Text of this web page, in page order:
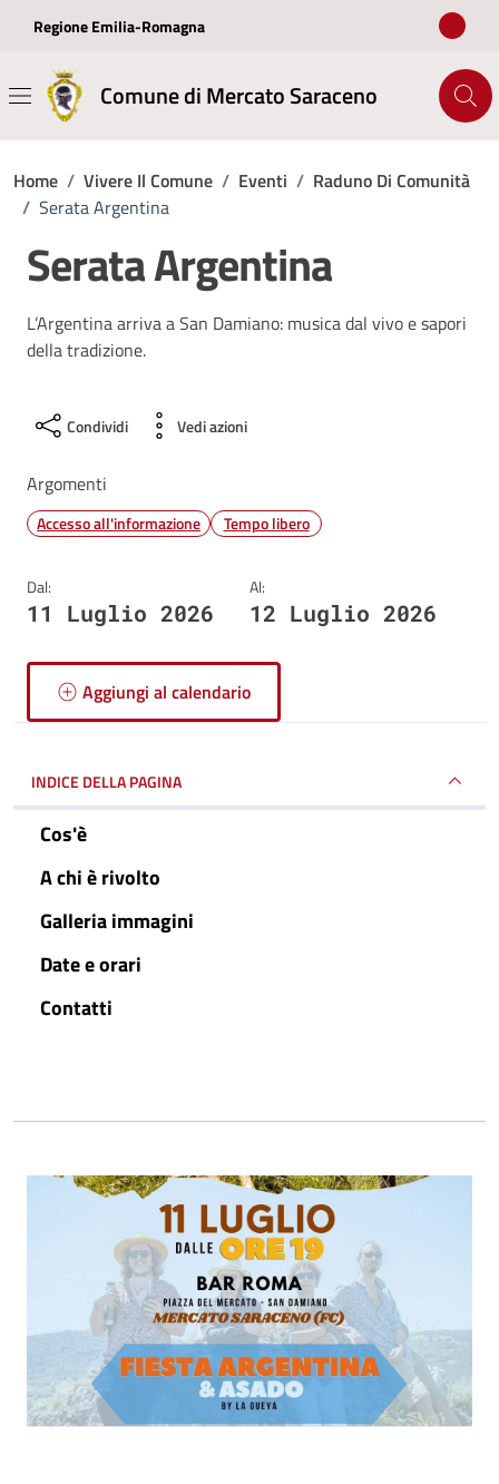
Regione Emilia-Romagna
Comune di Mercato Saraceno
Home / Vivere Il Comune / Eventi / Raduno Di Comunità
/ Serata Argentina
Serata Argentina
L’Argentina arriva a San Damiano: musica dal vivo e sapori
della tradizione.
Condividi Vedi azioni
Argomenti
Accesso all'informazione Tempo libero
Dal:
11 Luglio 2026
Al:
12 Luglio 2026
Aggiungi al calendario
INDICE DELLA PAGINA
Cos'è
A chi è rivolto
Galleria immagini
Date e orari
Contatti